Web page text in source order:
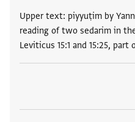
Upper text: piyyuṭim by
reading of two sedarim in
Leviticus 15:1 and 15:25, part